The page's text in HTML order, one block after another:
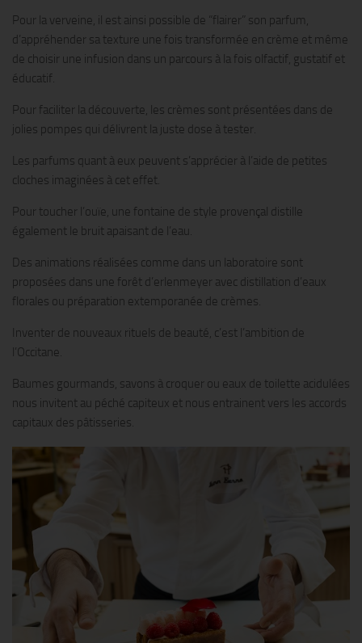
Pour la verveine, il est ainsi possible de “flairer” son parfum,
d’appréhender sa texture une fois transformée en crème et même
de choisir une infusion dans un parcours à la fois olfactif, gustatif et
éducatif.
Pour faciliter la découverte, les crèmes sont présentées dans de
jolies pompes qui délivrent la juste dose à tester.
Les parfums quant à eux peuvent s’apprécier à l’aide de petites
cloches imaginées à cet effet.
Pour toucher l’ouïe, une fontaine de style provençal distille
également le bruit apaisant de l’eau.
Des animations réalisées comme dans un laboratoire sont
proposées dans une forêt d’erlenmeyer avec distillation d’eaux
florales ou préparation extemporanée de crèmes.
Inventer de nouveaux rituels de beauté, c’est l’ambition de
l’Occitane.
Baumes gourmands, savons à croquer ou eaux de toilette acidulées
nous invitent au péché capiteux et nous entrainent vers les accords
capitaux des pâtisseries.